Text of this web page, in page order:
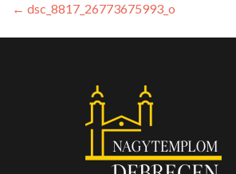
← dsc_8817_26773675993_o